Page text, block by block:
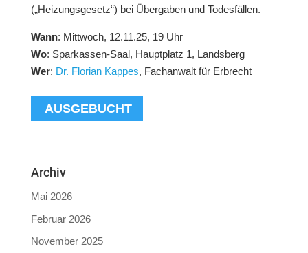
(„Heizungsgesetz“) bei Übergaben und Todesfällen.
Wann: Mittwoch, 12.11.25, 19 Uhr
Wo: Sparkassen-Saal, Hauptplatz 1, Landsberg
Wer: Dr. Florian Kappes, Fachanwalt für Erbrecht
AUSGEBUCHT
Archiv
Mai 2026
Februar 2026
November 2025